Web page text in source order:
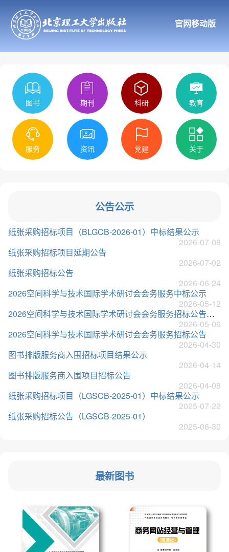
官网移动版
图书 期刊 科研 教育
服务 资讯 党建 关于
公告公示
纸张采购招标项目（BLGCB-2026-01）中标结果公示
2026-07-08
纸张采购招标项目延期公告
2026-07-02
纸张采购招标公告
2026-06-24
2026空间科学与技术国际学术研讨会会务服务中标公示
2026-05-12
2026空间科学与技术国际学术研讨会会务服务招标公告（第二次）
2026-05-06
2026空间科学与技术国际学术研讨会会务服务招标公告
2026-04-30
图书排版服务商入围招标项目结果公示
2026-04-14
图书排版服务商入围项目招标公告
2026-04-08
纸张采购招标项目（LGSCB-2025-01）中标结果公示
2025-07-22
纸张采购招标公告（LGSCB-2025-01）
2025-06-30
最新图书